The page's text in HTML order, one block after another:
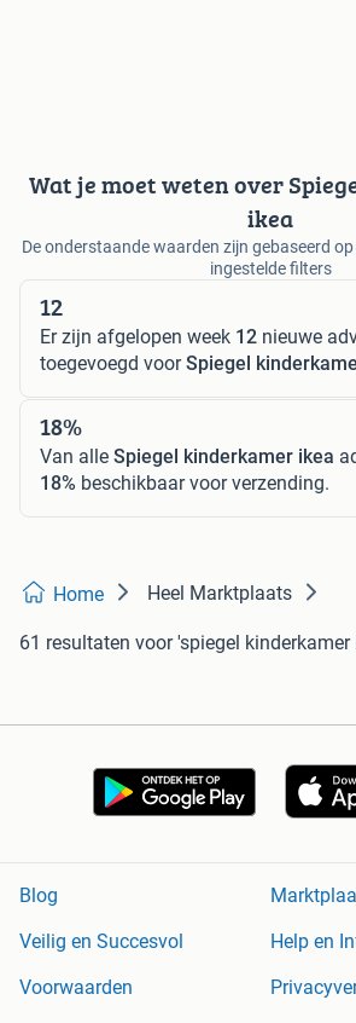
Wat je moet weten over
ikea
De onderstaande waarden zijn gebaseerd
ingestelde filters
12
Er zijn afgelopen week 12 nieuwe
toegevoegd voorSpiegel
18%
Van alle Spiegel kinderkamer ikea
18% beschikbaar voor verzending.
Home Heel Marktplaats
61 resultaten voor 'spiegel kinderkamer
Blog
Veilig en Succesvol
Help en
Voorwaarden